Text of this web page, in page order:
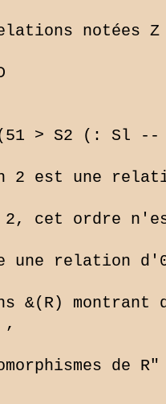
notées
> S2 (: Sl --
2 est une
2, cet ordre
relation
&(R)
,
de